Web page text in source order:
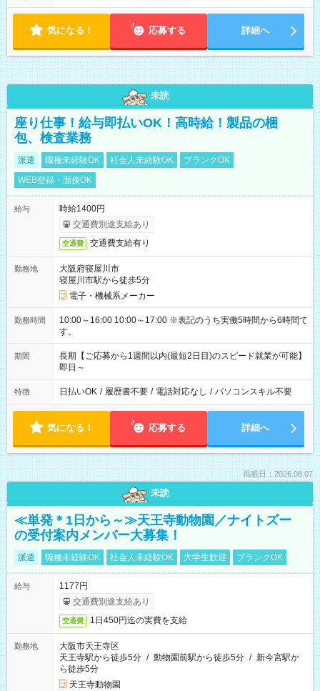
気になる！ 応募する 詳細へ
未読
座り仕事！給与即払いOK！高時給！製品の梱
包、検査業務
派遣 職種未経験OK 社会人未経験OK
ブランクOK
WEB登録・面接OK
給与
時給1400円
交通費別途支給あり
交通費 交通費支給有り
勤務地
大阪府寝屋川市
寝屋川市駅から徒歩5分
電子・機械系メーカー
勤務時間
10:00～16:00 10:00～17:00 ※表記のうち実働5時間から6時間で
す。
期間
長期【ご応募から1週間以内(最短2日目)のスピード就業が可能】
即日～
特徴 日払いOK / 履歴書不要 / 電話対応なし / パソコンスキル不要
気になる！ 応募する 詳細へ
掲載日：2026.08.07
未読
≪単発＊1日から～≫天王寺動物園／ナイトズー
の受付案内メンバー大募集！
派遣 職種未経験OK 社会人未経験OK 大学生歓迎 ブランクOK
給与
1177円
交通費別途支給あり
交通費 1日450円迄の実費を支給
勤務地
大阪市天王寺区
天王寺駅から徒歩5分 / 動物園前駅から徒歩5分 / 新今宮駅か
ら徒歩5分
天王寺動物園